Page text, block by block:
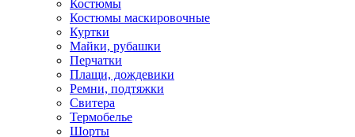
Костюмы
Костюмы маскировочные
Куртки
Майки, рубашки
Перчатки
Плащи, дождевики
Ремни, подтяжки
Свитера
Термобелье
Шорты